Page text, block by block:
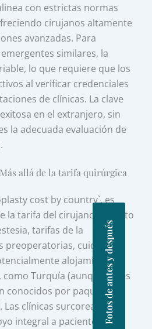
con estrictas normas
cirujanos altamente
avanzadas. Para
similares, la
lo que requiere que los
al verificar credenciales
de clínicas. La clave
en el extranjero, sin
la adecuada evaluación de
allá de la tarifa quirúrgica
cost by country`, es
la tarifa del cirujano. El costo
tarifas de la
preoperatorias, cuidados
alojamiento y
como Turquía (aunque no es
conocidos por paquetes
clínicas surcoreanas a
integral a pacientes
Fotos de antes y después